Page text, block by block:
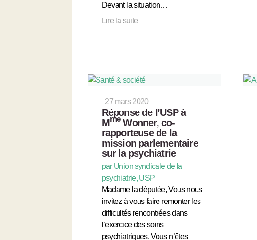
Devant la situation…
Lire la suite
27 mars 2020
Réponse de l’USP à
MmeWonner, co-
rapporteuse de la
mission parlementaire
sur la psychiatrie
par Union syndicale de la
psychiatrie, USP
Madame la députée, Vous nous
invitez à vous faire remonter les
difficultés rencontrées dans
l’exercice des soins
psychiatriques. Vous n’êtes